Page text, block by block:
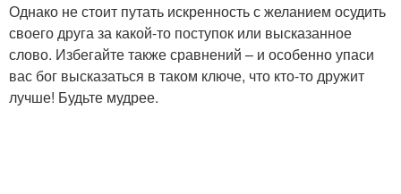
Однако не стоит путать искренность с желанием осудить
своего друга за какой-то поступок или высказанное
слово. Избегайте также сравнений – и особенно упаси
вас бог высказаться в таком ключе, что кто-то дружит
лучше! Будьте мудрее.